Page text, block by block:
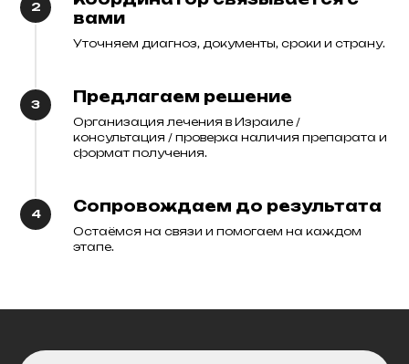
вами
Уточняем диагноз, документы, сроки и страну.
Предлагаем решение
Организация лечения в Израиле /
консультация / проверка наличия препарата и
формат получения.
Сопровождаем до результата
Остаёмся на связи и помогаем на каждом
этапе.